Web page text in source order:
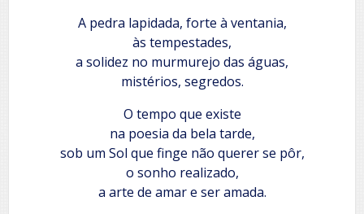
A pedra lapidada, forte à ventania,
às tempestades,
a solidez no murmurejo das águas,
mistérios, segredos.
O tempo que existe
na poesia da bela tarde,
sob um Sol que finge não querer se pôr,
o sonho realizado,
a arte de amar e ser amada.